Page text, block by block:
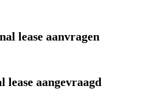
lease aanvragen
lease aangevraagd